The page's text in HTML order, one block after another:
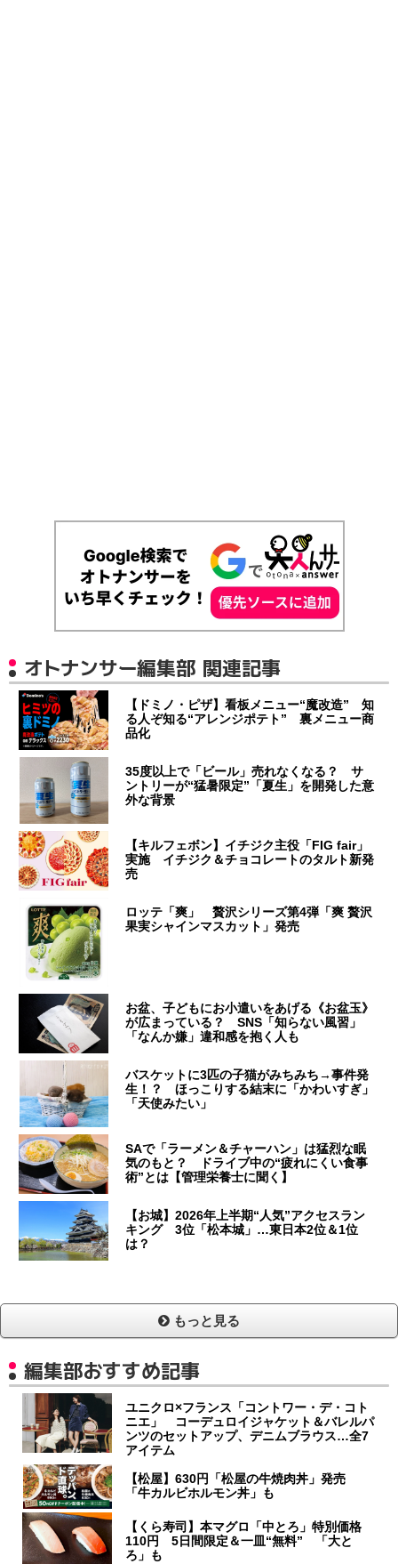
オトナンサー編集部 関連記事
【ドミノ・ピザ】看板メニュー“魔改造” 知
る人ぞ知る“アレンジポテト” 裏メニュー商
品化
35度以上で「ビール」売れなくなる？ サ
ントリーが“猛暑限定”「夏生」を開発した意
外な背景
【キルフェボン】イチジク主役「FIG fair」
実施 イチジク＆チョコレートのタルト新発
売
ロッテ「爽」 贅沢シリーズ第4弾「爽 贅沢
果実シャインマスカット」発売
お盆、子どもにお小遣いをあげる《お盆玉》
が広まっている？ SNS「知らない風習」
「なんか嫌」違和感を抱く人も
バスケットに3匹の子猫がみちみち→事件発
生！？ ほっこりする結末に「かわいすぎ」
「天使みたい」
SAで「ラーメン＆チャーハン」は猛烈な眠
気のもと？ ドライブ中の“疲れにくい食事
術”とは【管理栄養士に聞く】
【お城】2026年上半期“人気”アクセスラン
キング 3位「松本城」…東日本2位＆1位
は？
もっと見る
編集部おすすめ記事
ユニクロ×フランス「コントワー・デ・コト
ニエ」 コーデュロイジャケット＆バレルパ
ンツのセットアップ、デニムブラウス…全7
アイテム
【松屋】630円「松屋の牛焼肉丼」発売
「牛カルビホルモン丼」も
【くら寿司】本マグロ「中とろ」特別価格
110円 5日間限定＆一皿“無料” 「大と
ろ」も